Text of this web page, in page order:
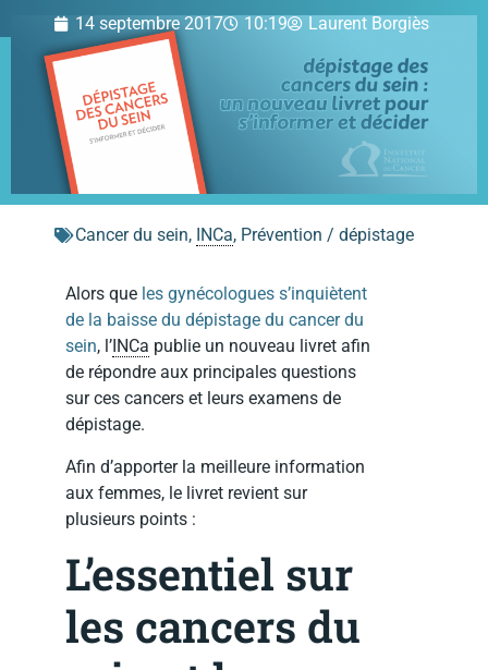
14 septembre 2017 10:19 Laurent Borgiès
Cancer du sein, INCa, Prévention / dépistage
Alors que les gynécologues s’inquiètent
de la baisse du dépistage du cancer du
sein, l’ INCa publie un nouveau livret afin
de répondre aux principales questions
sur ces cancers et leurs examens de
dépistage.
Afin d’apporter la meilleure information
aux femmes, le livret revient sur
plusieurs points :
L’essentiel sur
les cancers du